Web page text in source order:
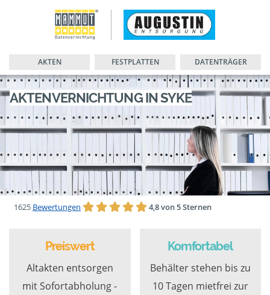
AKTEN FESTPLATTEN DATENTRÄGER
AKTENVERNICHTUNG IN SYKE
1625 Bewertungen 4,8 von 5 Sternen
Preiswert
Altakten entsorgen
mit Sofortabholung -
Komfortabel
Behälter stehen bis zu
10 Tagen mietfrei zur